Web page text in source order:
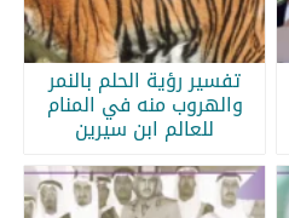
تفسير رؤية الحلم بالنمر
والهروب منه في المنام
للعالم ابن سيرين